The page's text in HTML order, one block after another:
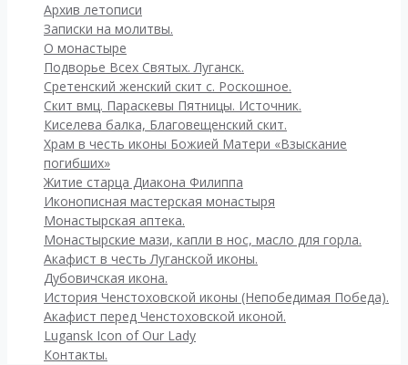
Архив летописи
Записки на молитвы.
О монастыре
Подворье Всех Святых. Луганск.
Сретенский женский скит с. Роскошное.
Скит вмц. Параскевы Пятницы. Источник.
Киселева балка, Благовещенский скит.
Храм в честь иконы Божией Матери «Взыскание
погибших»
Житие старца Диакона Филиппа
Иконописная мастерская монастыря
Монастырская аптека.
Монастырские мази, капли в нос, масло для горла.
Акафист в честь Луганской иконы.
Дубовичская икона.
История Ченстоховской иконы (Непобедимая Победа).
Акафист перед Ченстоховской иконой.
Lugansk Icon of Our Lady
Контакты.